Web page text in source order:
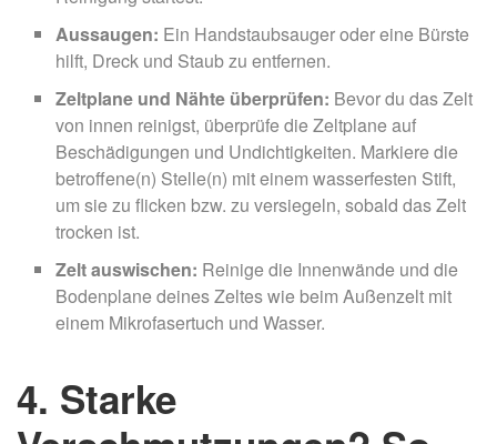
Aussaugen: Ein Handstaubsauger oder eine Bürste
hilft, Dreck und Staub zu entfernen.
Zeltplane und Nähte überprüfen: Bevor du das Zelt
von innen reinigst, überprüfe die Zeltplane auf
Beschädigungen und Undichtigkeiten. Markiere die
betroffene(n) Stelle(n) mit einem wasserfesten Stift,
um sie zu flicken bzw. zu versiegeln, sobald das Zelt
trocken ist.
Zelt auswischen: Reinige die Innenwände und die
Bodenplane deines Zeltes wie beim Außenzelt mit
einem Mikrofasertuch und Wasser.
4. Starke